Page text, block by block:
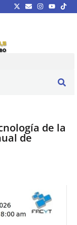
de la
de